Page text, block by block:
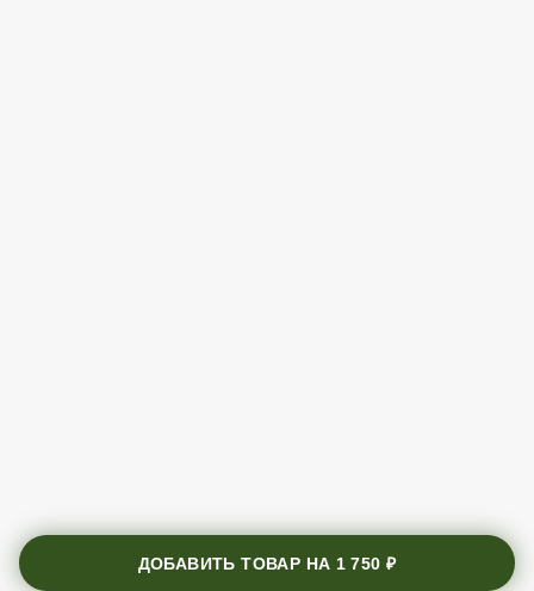
ДОБАВИТЬ ТОВАР НА 1 750 ₽